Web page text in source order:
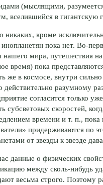
(мыслящими,
вселившийся в гигантскую
никаких, кроме
пока нет. Во-
мира, путешествия
время) пока
же в космосе, внутри
действительно разумному
согласится только
субсветовых скоростей,
времени и т. п.,
придерживаются по
от звезды к звезде
данные о физических
между сколь-нибудь
весьма строго. Поэтому